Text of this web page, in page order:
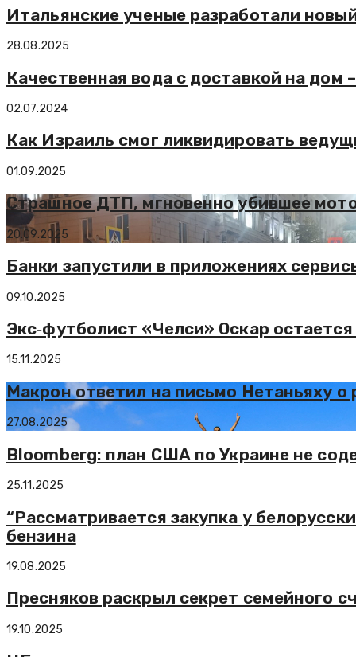
Итальянские ученые разработали
28.08.2025
Качественная вода с доставкой на дом
02.07.2024
Как Израиль смог ликвидировать
01.09.2025
Страшное ДТП, мгновенно убившее
20.09.2025
Банки запустили в приложениях
09.10.2025
Экс‑футболист «Челси» Оскар
15.11.2025
Макрон ответил на письмо Нетаньяху
27.08.2025
Bloomberg: план США по Украине не
25.11.2025
“Рассматривается закупка у
бензина
19.08.2025
Пресняков раскрыл секрет семейного
19.10.2025